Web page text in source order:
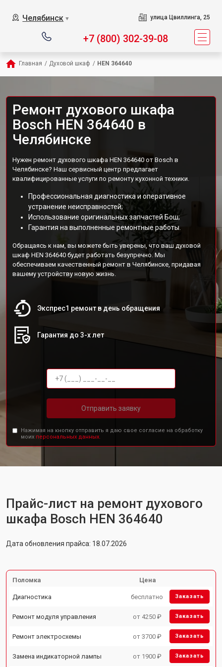
Челябинск ▼ улица Цвиллинга, 25
+7 (800) 302-39-08
Главная / Духовой шкаф / HEN 364640
Ремонт духового шкафа
Bosch HEN 364640 в
Челябинске
Нужен ремонт духового шкафа HEN 364640 от Bosch в
Челябинске? Наш сервисный центр предлагает
квалифицированные услуги по ремонту кухонной техники.
Профессиональная диагностика и оперативное
устранение неисправностей;
Использование оригинальных запчастей Бош;
Гарантия на выполненные ремонтные работы.
Обращаясь к нам, вы можете быть уверены, что ваш духовой
шкаф HEN 364640 будет работать безупречно. Мы
обеспечиваем качественный ремонт в Челябинске, придавая
вашему устройству новую жизнь.
Экспрес1 ремонт в день обращения
Гарантия до 3-х лет
Отправить заявку
Нажимая на кнопку отправить я даю свое согласие на обработку
моих персональных данных.
Прайс-лист на ремонт духового
шкафа Bosch HEN 364640
Дата обновления прайса: 18.07.2026
Поломка Цена
Диагностика бесплатно Заказать
Ремонт модуля управления от 4250 ₽ Заказать
Ремонт электросхемы от 3700 ₽ Заказать
Замена индикаторной лампы от 1900 ₽ Заказать